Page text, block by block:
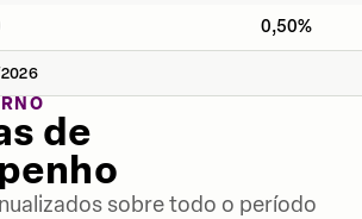
0,50%
de
sobre todo o período